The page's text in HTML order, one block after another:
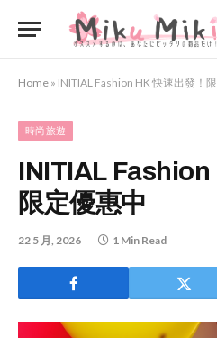
Home » INITIAL Fashion HK 快速出發！
時尚旅遊
INITIAL Fashion
限定優惠中
22 5 月, 2026 1 Min Read